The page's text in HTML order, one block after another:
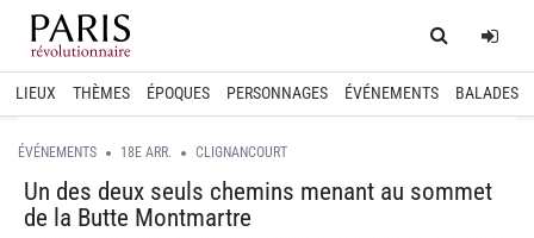
Home
LIEUX THÈMES ÉPOQUES PERSONNAGES ÉVÉNEMENTS BALADES
ÉVÉNEMENTS 18E ARR. CLIGNANCOURT
Un des deux seuls chemins menant au sommet
de la Butte Montmartre